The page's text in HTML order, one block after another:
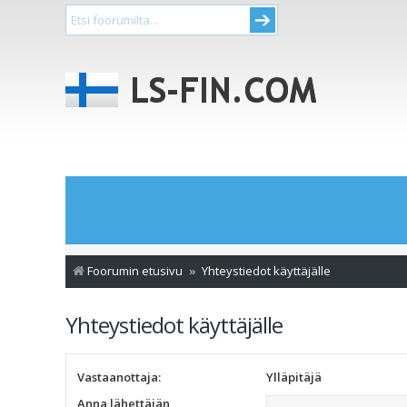
Foorumin etusivu Yhteystiedot käyttäjälle
Yhteystiedot käyttäjälle
Vastaanottaja:
Ylläpitäjä
Anna lähettäjän